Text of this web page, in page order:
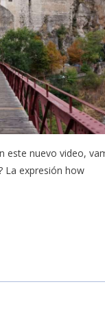
este nuevo video,
La expresión how